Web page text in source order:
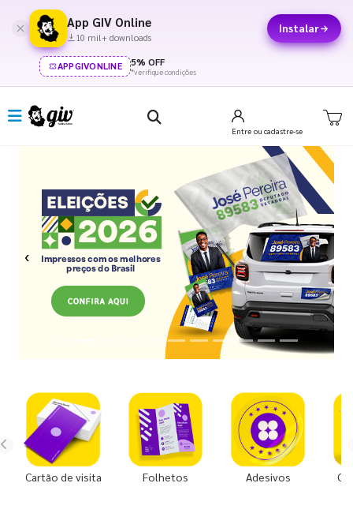
App GIV Online
10 mil+ downloads
Instalar
APPGIVONLINE 5% OFF
*verifique condições
Entre ou cadastre-se
Previous Next
Cartão de visita Folhetos Adesivos